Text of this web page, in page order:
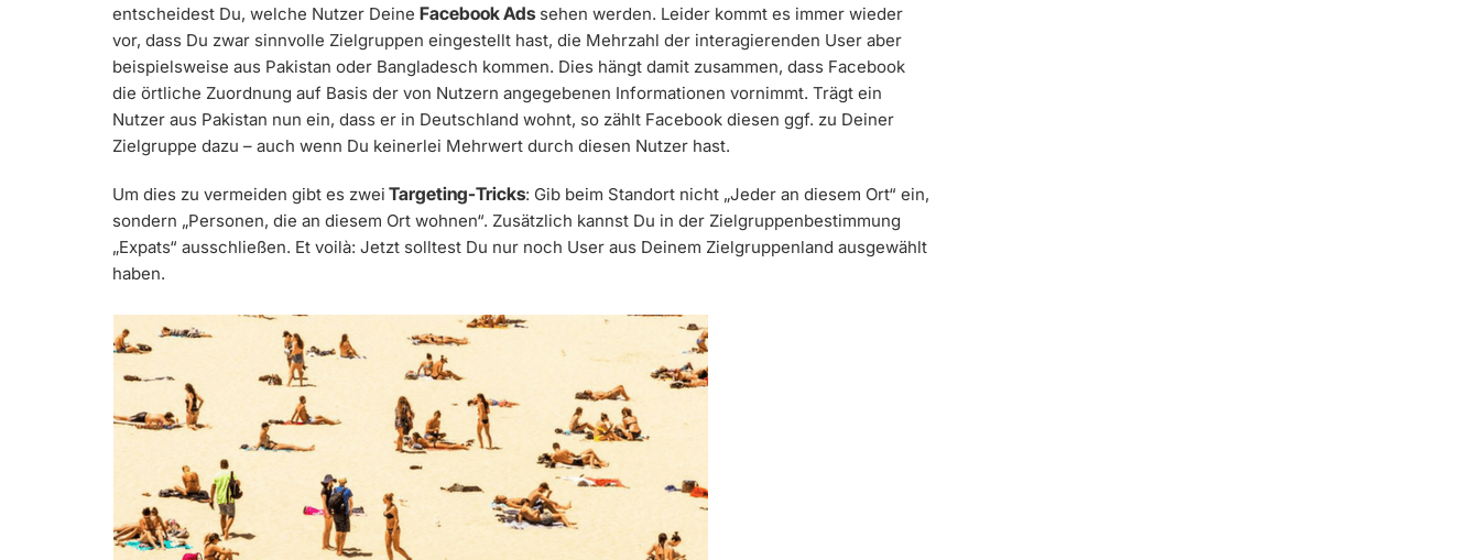
entscheidest Du, welche Nutzer Deine Facebook Adssehen werden. Leider kommt es immer wieder
vor, dass Du zwar sinnvolle Zielgruppen eingestellt hast, die Mehrzahl der interagierenden User aber
beispielsweise aus Pakistan oder Bangladesch kommen. Dies hängt damit zusammen, dass Facebook
die örtliche Zuordnung auf Basis der von Nutzern angegebenen Informationen vornimmt. Trägt ein
Nutzer aus Pakistan nun ein, dass er in Deutschland wohnt, so zählt Facebook diesen ggf. zu Deiner
Zielgruppe dazu – auch wenn Du keinerlei Mehrwert durch diesen Nutzer hast.
Um dies zu vermeiden gibt es zwei Targeting-Tricks: Gib beim Standort nicht „Jeder an diesem Ort“ ein,
sondern „Personen, die an diesem Ort wohnen“. Zusätzlich kannst Du in der Zielgruppenbestimmung
„Expats“ ausschließen. Et voilà: Jetzt solltest Du nur noch User aus Deinem Zielgruppenland ausgewählt
haben.